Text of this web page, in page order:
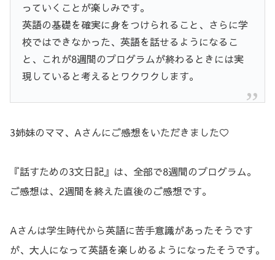
っていくことが楽しみです。
英語の基礎を確実に身をつけられること、さらに学
校ではできなかった、英語を話せるようになるこ
と、これが8週間のプログラムが終わるときには実
現していると考えるとワクワクします。
3姉妹のママ、Aさんにご感想をいただきました♡
『話すための3文日記』は、全部で8週間のプログラム。
ご感想は、2週間を終えた直後のご感想です。
Aさんは学生時代から英語に苦手意識があったそうです
が、大人になって英語を楽しめるようになったそうです。